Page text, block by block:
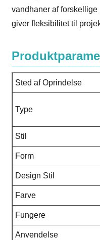
vandhaner af
giver fleksibilitet til
Sted af Oprindelse
Type
Stil
Form
Design Stil
Farve
Fungere
Anvendelse